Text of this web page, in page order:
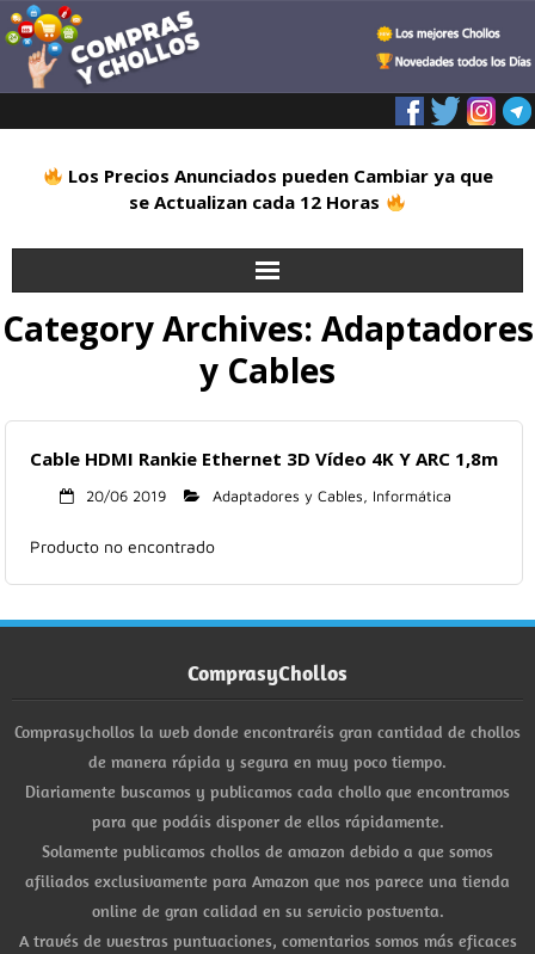
Los Precios Anunciados pueden Cambiar ya que
se Actualizan cada 12 Horas
Inicio
Deportes
Hogar
Informática
Moda
Multimedia
Telefonía
Category Archives: Adaptadores
y Cables
Cable HDMI Rankie Ethernet 3D Vídeo 4K Y ARC 1,8m
20/06 2019 Adaptadores y Cables, Informática
Producto no encontrado
ComprasyChollos
Comprasychollos la web donde encontraréis gran cantidad de chollos
de manera rápida y segura en muy poco tiempo.
Diariamente buscamos y publicamos cada chollo que encontramos
para que podáis disponer de ellos rápidamente.
Solamente publicamos chollos de amazon debido a que somos
afiliados exclusivamente para Amazon que nos parece una tienda
online de gran calidad en su servicio postventa.
A través de vuestras puntuaciones, comentarios somos más eficaces